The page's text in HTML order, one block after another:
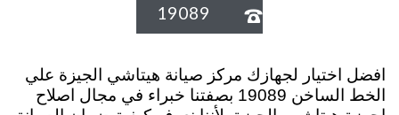

19089
افضل اختيار لجهازك مركز صيانة هيتاشي الجيزة علي
الخط الساخن 19089 بصفتنا خبراء في مجال اصلاح